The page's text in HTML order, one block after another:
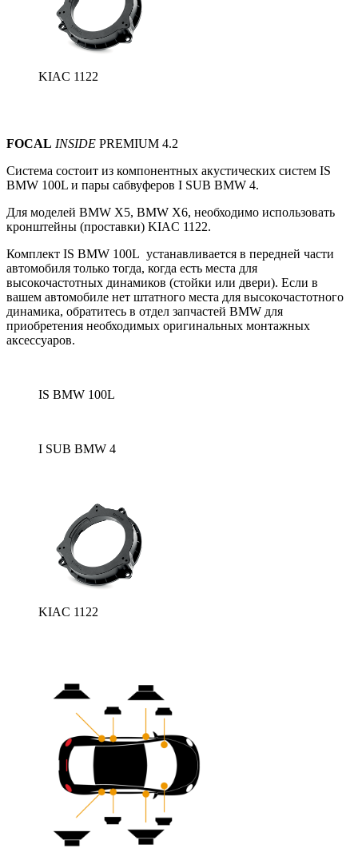
KIAC 1122
FOCAL INSIDE PREMIUM 4.2
Система состоит из компонентных акустических систем IS
BMW 100L и пары сабвуферов I SUB BMW 4.
Для моделей BMW X5, BMW X6, необходимо использовать
кронштейны (проставки) KIAC 1122.
Комплект IS BMW 100L устанавливается в передней части
автомобиля только тогда, когда есть места для
высокочастотных динамиков (стойки или двери). Если в
вашем автомобиле нет штатного места для высокочастотного
динамика, обратитесь в отдел запчастей BMW для
приобретения необходимых оригинальных монтажных
аксессуаров.
IS BMW 100L
I SUB BMW 4
KIAC 1122